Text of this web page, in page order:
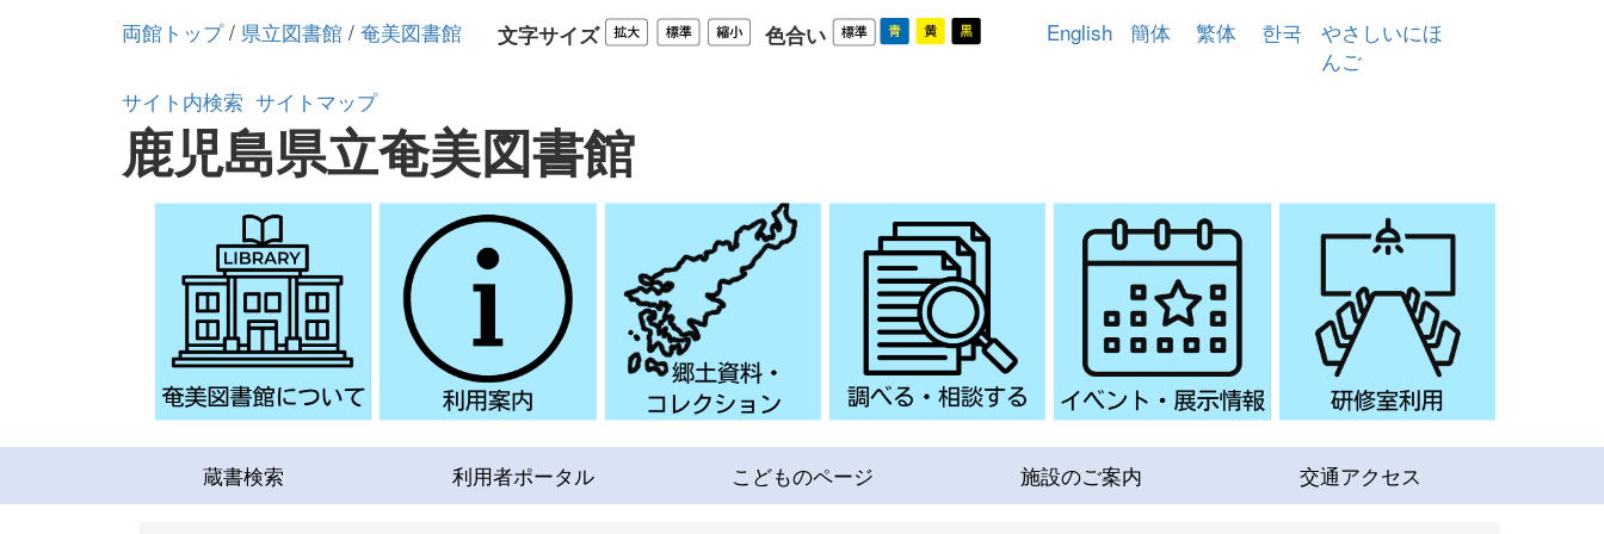
両館トップ/ 県立図書館 / 奄美図書館 文字サイズ 色合い English 簡体 繁体 한국
やさしいにほ
んご
サイト内検索 サイトマップ
鹿児島県立奄美図書館
蔵書検索 利用者ポータル こどものページ 施設のご案内 交通アクセス